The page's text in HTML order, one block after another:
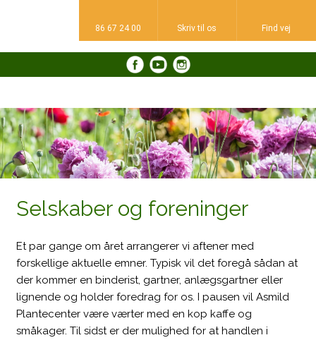
86 67 24 00 Skriv til os​ Find vej​
​
Selskaber og foreninger
Et par gange om året arrangerer vi aftener med
forskellige aktuelle emner. Typisk vil det foregå sådan at
der kommer en binderist, gartner, anlægsgartner eller
lignende og holder foredrag for os. I pausen vil Asmild
Plantecenter være værter med en kop kaffe og
småkager. Til sidst er der mulighed for at handlen i